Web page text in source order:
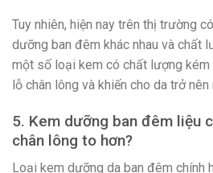
Tuy nhiên, hiện nay trên thị trường
dưỡng ban đêm khác nhau và chất
một số loại kem có chất lượng
lỗ chân lông và khiến cho da trở
5. Kem dưỡng ban đêm liệu
chân lông to hơn?
Loại kem dưỡng da ban đêm chính